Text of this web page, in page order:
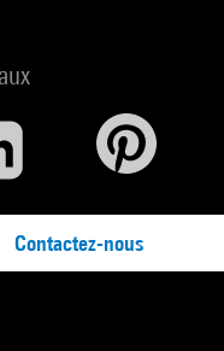
Contactez-nous